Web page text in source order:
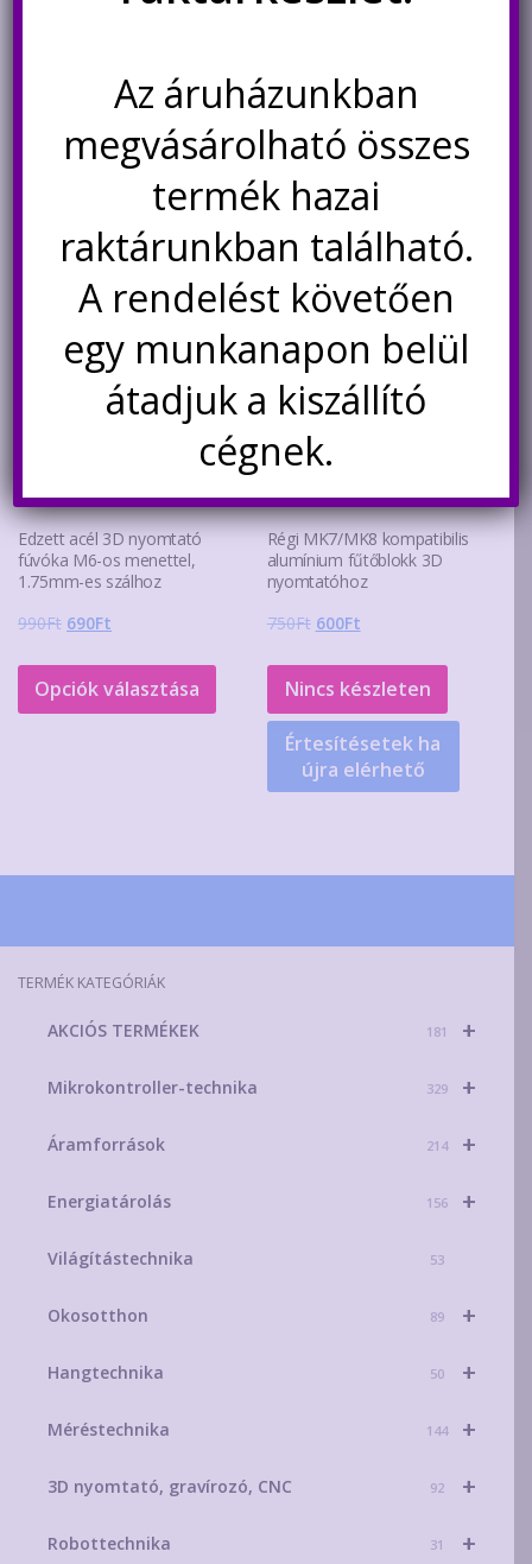
Kosárba teszem Kosárba teszem
Akció!
Edzett acél 3D nyomtató
fúvóka M6-os menettel,
1.75mm-es szálhoz
990Ft Original
was:
990Ft.
690Ft
is:
690Ft.
Opciók választása
terméknek
Akció!
Régi MK7/MK8 kompatibilis
alumínium fűtőblokk 3D
nyomtatóhoz
750Ft Original
was:
750Ft.
600FtCurrent
is:
600Ft.
Nincs készleten
Értesítésetek ha
újra elérhető
TERMÉK KATEGÓRIÁK
+
AKCIÓS TERMÉKEK 181
+
Mikrokontroller-technika 329
+
Áramforrások 214
+
Energiatárolás 156
Világítástechnika 53
+
Okosotthon 89
+
Hangtechnika 50
+
Méréstechnika 144
+
3D nyomtató, gravírozó, CNC 92
+
Robottechnika 31
Az áruházunkban
megvásárolható összes
termék hazai
raktárunkban található.
A rendelést követően
egy munkanapon belül
átadjuk a kiszállító
cégnek.